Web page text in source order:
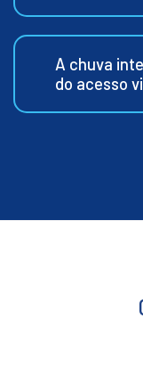
A chuva
do acesso